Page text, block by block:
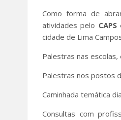
Como forma de
atividades pelo CAPS
cidade de Lima
Palestras nas
Palestras nos postos
Caminhada temática
Consultas com